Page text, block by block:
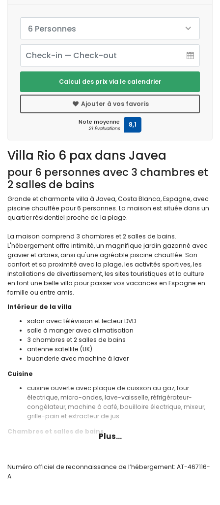
Villa Rio 6 pax dans Javea
pour 6 personnes avec 3 chambres et
2 salles de bains
Grande et charmante villa à Javea, Costa Blanca, Espagne, avec
piscine chauffée pour 6 personnes. La maison est située dans un
quartier résidentiel proche de la plage.
La maison comprend 3 chambres et 2 salles de bains.
L'hébergement offre intimité, un magnifique jardin gazonné avec
gravier et arbres, ainsi qu'une agréable piscine chauffée. Son
confort et sa proximité avec la plage, les activités sportives, les
installations de divertissement, les sites touristiques et la culture
en font une belle villa pour passer vos vacances en Espagne en
famille ou entre amis.
Intérieur de la villa
salon avec télévision et lecteur DVD
salle à manger avec climatisation
3 chambres et 2 salles de bains
antenne satellite (UK)
buanderie avec machine à laver
Cuisine
cuisine ouverte avec plaque de cuisson au gaz, four
électrique, micro-ondes, lave-vaisselle, réfrigérateur-
congélateur, machine à café, bouilloire électrique, mixeur,
grille-pain et extracteur de jus
Chambres et salles de bains
chambre avec climatisation et 2 lits simples (mesurant 190
Plus...
Numéro officiel de reconnaissance de l’hébergement: AT-467116-
A
6 Personnes
Calcul des prix via le calendrier
Ajouter à vos favoris
Note moyenne
21 Évaluations 8,1